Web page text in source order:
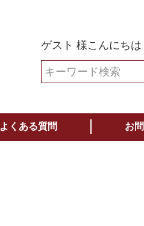
ゲスト 様こんにちは
よくある質問 お